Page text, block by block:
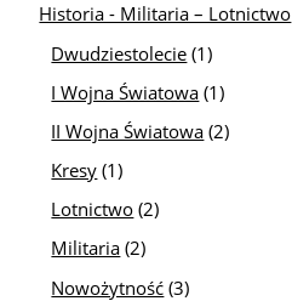
Historia - Militaria – Lotnictwo
Dwudziestolecie (1)
I Wojna Światowa (1)
II Wojna Światowa (2)
Kresy (1)
Lotnictwo (2)
Militaria (2)
Nowożytność (3)